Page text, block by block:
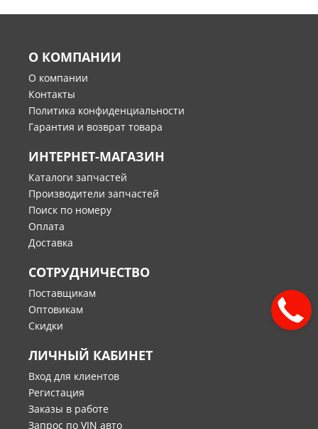
О КОМПАНИИ
О компании
Контакты
Политика конфиденциальности
Гарантия и возврат товара
ИНТЕРНЕТ-МАГАЗИН
Каталоги запчастей
Производители запчастей
Поиск по номеру
Оплата
Доставка
СОТРУДНИЧЕСТВО
Поставщикам
Оптовикам
Скидки
ЛИЧНЫЙ КАБИНЕТ
Вход для клиентов
Регистация
Заказы в работе
Запрос по VIN авто